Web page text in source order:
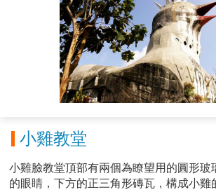
小雞教堂
小雞臉教堂頂部有兩個為瞭望用的圓形玻
的眼睛，下方的正三角形磚瓦，構成小雞